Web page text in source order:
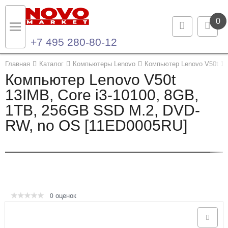
0
+7 495 280-80-12
Главная Каталог Компьютеры Lenovo Компьютер Lenovo V50t
Компьютер Lenovo V50t
13IMB, Core i3-10100, 8GB,
1TB, 256GB SSD M.2, DVD-
RW, no OS [11ED0005RU]
0 оценок
Назад
Каталог продукции
Ноутбуки и ультрабуки
Компьютеры
Опции и комплектующие
Назад
Контакты
Контактная информация